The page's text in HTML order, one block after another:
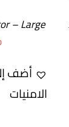
– Large
أضف
الامنيات